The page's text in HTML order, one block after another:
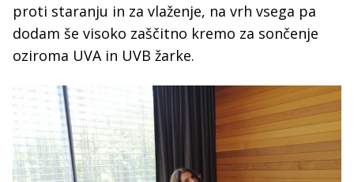
proti staranju in za vlaženje, na vrh vsega pa
dodam še visoko zaščitno kremo za sončenje
oziroma UVA in UVB žarke.